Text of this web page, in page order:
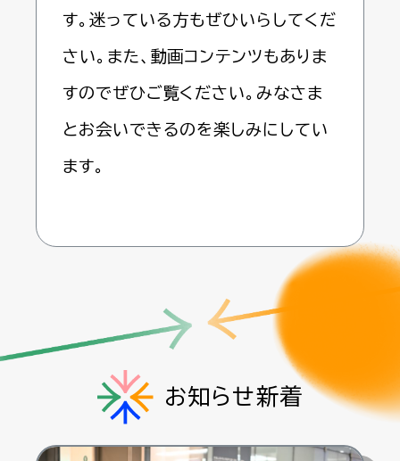
す。迷っている方もぜひいらしてくだ
さい。また、動画コンテンツもありま
すのでぜひご覧ください。みなさま
とお会いできるのを楽しみにしてい
ます。
お知らせ新着